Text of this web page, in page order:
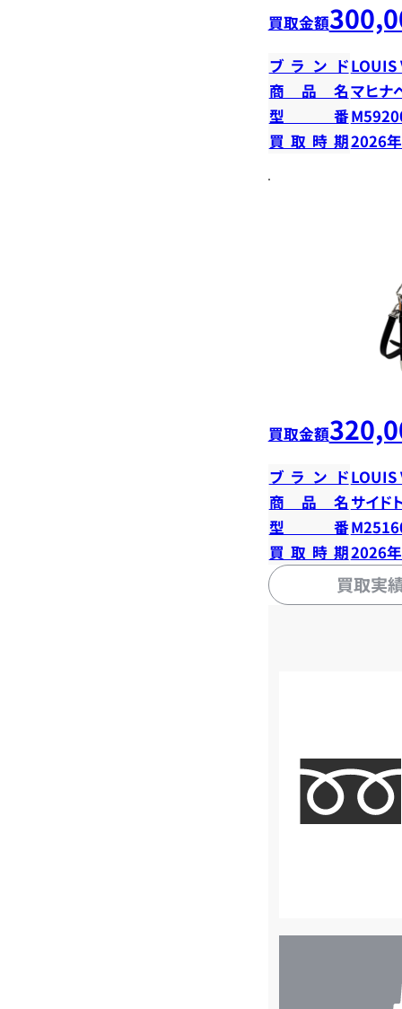
買取金額
ブランドLOUIS
商品名マヒナ
型番
買取時期2026
買取金額
ブランドLOUIS
商品名 サイド
型番
買取時期2026
買取実